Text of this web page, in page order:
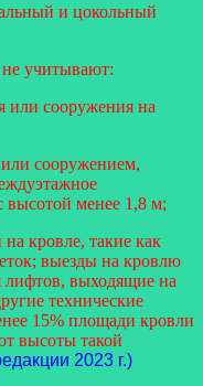
и цокольный
учитывают:
или сооружения на
сооружением,
высотой менее 1,8 м;
кровле, такие как
выезды на кровлю
выходящие на
технические
15% площади кровли
высоты такой
2023 г.)